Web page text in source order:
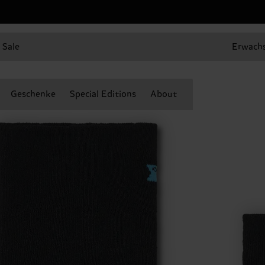
Sale
Geschenke Special Editions About